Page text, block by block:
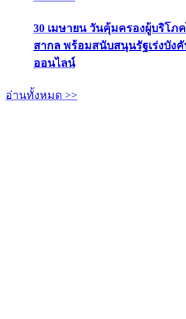
30 เมษายน วันคุ้มครองผู้บริโ
สากล พร้อมสนับสนุนรัฐเร่งบั
ออนไลน์
อ่านทั้งหมด >>